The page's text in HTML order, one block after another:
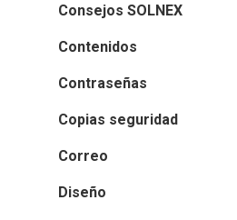
Consejos SOLNEX
Contenidos
Contraseñas
Copias seguridad
Correo
Diseño